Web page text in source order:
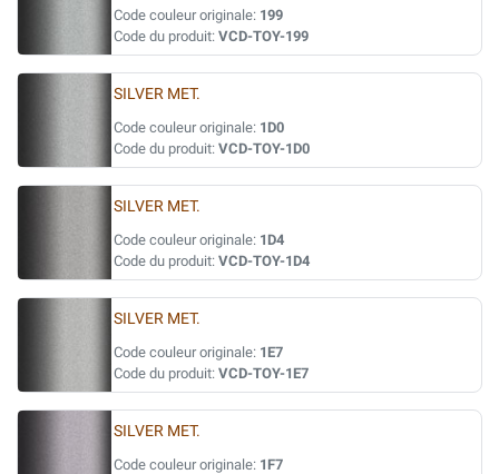
Code couleur originale: 199
Code du produit: VCD-TOY-199
SILVER MET.
Code couleur originale: 1D0
Code du produit: VCD-TOY-1D0
SILVER MET.
Code couleur originale: 1D4
Code du produit: VCD-TOY-1D4
SILVER MET.
Code couleur originale: 1E7
Code du produit: VCD-TOY-1E7
SILVER MET.
Code couleur originale: 1F7